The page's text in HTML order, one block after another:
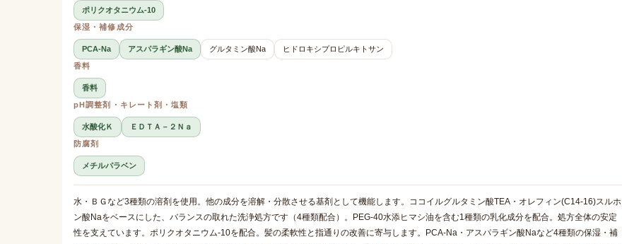
ポリクオタニウム-10
保湿・補修成分
PCA-Na アスパラギン酸Na グルタミン酸Na
ヒドロキシプロピルキトサン
香料
香料
pH調整剤・キレート剤・塩類
水酸化Ｋ
ＥＤＴＡ－２Ｎａ
防腐剤
メチルパラベン
水・ＢＧなど3種類の溶剤を使用。他の成分を溶解・分散させる基剤として機能します。ココイルグルタミン酸TEA・オレフィン(C14-16)スルホ
ン酸Naをベースにした、バランスの取れた洗浄処方です（4種類配合）。PEG-40水添ヒマシ油を含む1種類の乳化成分を配合。処方全体の安定
性を支えています。ポリクオタニウム-10を配合。髪の柔軟性と指通りの改善に寄与します。PCA-Na・アスパラギン酸Naなど4種類の保湿・補